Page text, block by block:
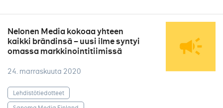
Nelonen Media kokoaa yhteen
kaikki brändinsä – uusi ilme syntyi
omassa markkinointitiimissä
24. marraskuuta 2020
Lehdistötiedotteet